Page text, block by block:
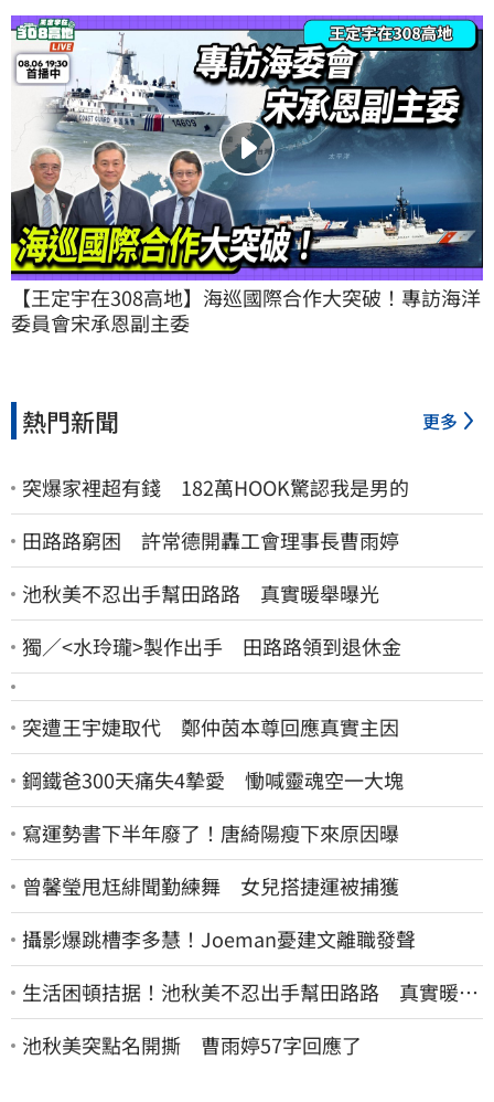
【王定宇在308高地】海巡國際合作大突破！專訪海洋
委員會宋承恩副主委
熱門新聞 更多
突爆家裡超有錢 182萬HOOK驚認我是男的
田路路窮困 許常德開轟工會理事長曹雨婷
池秋美不忍出手幫田路路 真實暖舉曝光
獨／<水玲瓏>製作出手 田路路領到退休金
突遭王宇婕取代 鄭仲茵本尊回應真實主因
鋼鐵爸300天痛失4摯愛 慟喊靈魂空一大塊
寫運勢書下半年廢了！唐綺陽瘦下來原因曝
曾馨瑩甩尪緋聞勤練舞 女兒搭捷運被捕獲
攝影爆跳槽李多慧！Joeman憂建文離職發聲
生活困頓拮据！池秋美不忍出手幫田路路 真實暖舉
曝光
池秋美突點名開撕 曹雨婷57字回應了